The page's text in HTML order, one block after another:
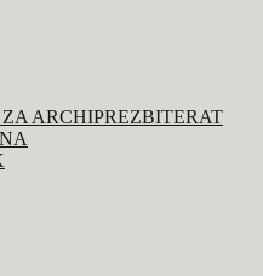
ARCHIPREZBITERAT